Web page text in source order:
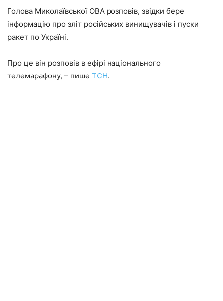
Голова Миколаївської ОВА розповів, звідки бере
інформацію про зліт російських винищувачів і пуски
ракет по Україні.
Про це він розповів в ефірі національного
телемарафону, – пише ТСН.